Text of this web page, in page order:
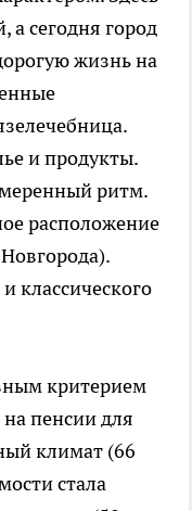
а сегодня город
жизнь на
и продукты.
ритм.
расположение
классического
критерием
пенсии для
климат (66
стала